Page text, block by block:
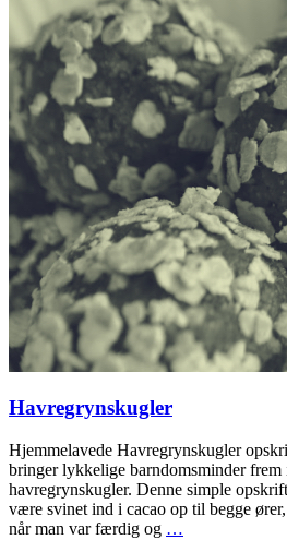
Havregrynskugler
Hjemmelavede Havregrynskugler
bringer lykkelige barndomsminder frem
havregrynskugler. Denne simple
være svinet ind i cacao op til begge
når man var færdig og …